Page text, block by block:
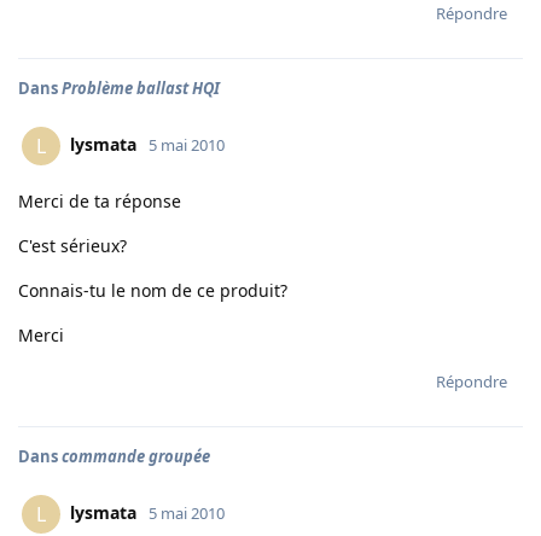
Répondre
DansProblème ballast HQI
L lysmata 5 mai 2010
Merci de ta réponse
C'est sérieux?
Connais-tu le nom de ce produit?
Merci
Répondre
Danscommande groupée
L lysmata 5 mai 2010